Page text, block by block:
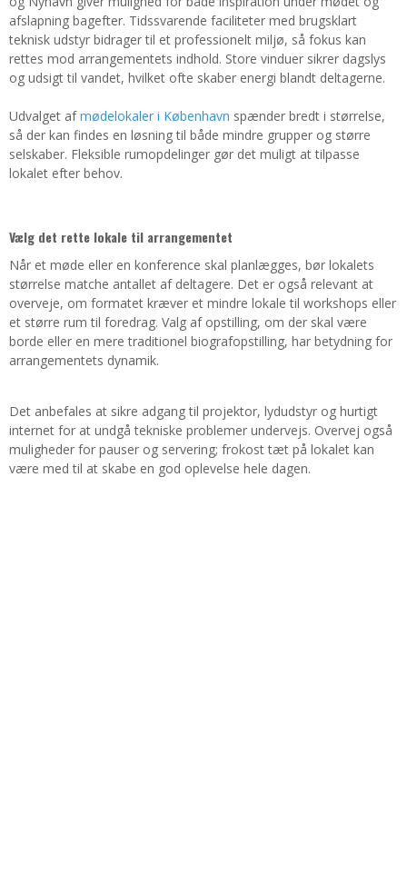
afslapning bagefter. Tidssvarende faciliteter med brugsklart
teknisk udstyr bidrager til et professionelt miljø, så fokus kan
rettes mod arrangementets indhold. Store vinduer sikrer dagslys
og udsigt til vandet, hvilket ofte skaber energi blandt deltagerne.
Udvalget afmødelokaler i København spænder bredt i størrelse,
så der kan findes en løsning til både mindre grupper og større
selskaber. Fleksible rumopdelinger gør det muligt at tilpasse
lokalet efter behov.
Vælg det rette lokale til arrangementet
Når et møde eller en konference skal planlægges, bør lokalets
størrelse matche antallet af deltagere. Det er også relevant at
overveje, om formatet kræver et mindre lokale til workshops eller
et større rum til foredrag. Valg af opstilling, om der skal være
borde eller en mere traditionel biografopstilling, har betydning for
arrangementets dynamik.
Det anbefales at sikre adgang til projektor, lydudstyr og hurtigt
internet for at undgå tekniske problemer undervejs. Overvej også
muligheder for pauser og servering; frokost tæt på lokalet kan
være med til at skabe en god oplevelse hele dagen.